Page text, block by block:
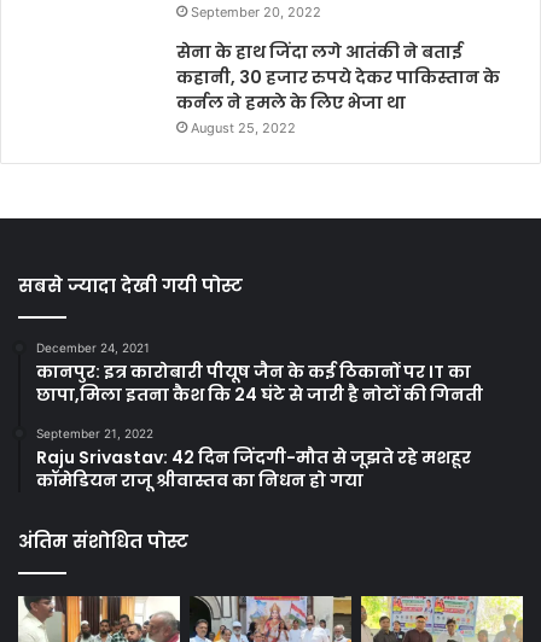
September 20, 2022
सेना के हाथ जिंदा लगे आतंकी ने बताई
कहानी, 30 हजार रुपये देकर पाकिस्तान के
कर्नल ने हमले के लिए भेजा था
August 25, 2022
सबसे ज्यादा देखी गयी पोस्ट
December 24, 2021
कानपुर: इत्र कारोबारी पीयूष जैन के कई ठिकानों पर IT का
छापा,मिला इतना कैश कि 24 घंटे से जारी है नोटों की गिनती
September 21, 2022
Raju Srivastav: 42 दिन जिंदगी-मौत से जूझते रहे मशहूर
कॉमेडियन राजू श्रीवास्तव का निधन हो गया
अंतिम संशोधित पोस्ट